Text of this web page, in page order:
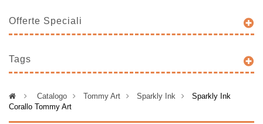
Offerte Speciali
Tags
> Catalogo > Tommy Art > Sparkly Ink >
Sparkly Ink
Corallo Tommy Art